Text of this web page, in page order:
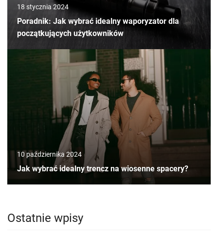
18 stycznia 2024
Poradnik: Jak wybrać idealny waporyzator dla
początkujących użytkowników
10 października 2024
Jak wybrać idealny trencz na wiosenne spacery?
Ostatnie wpisy